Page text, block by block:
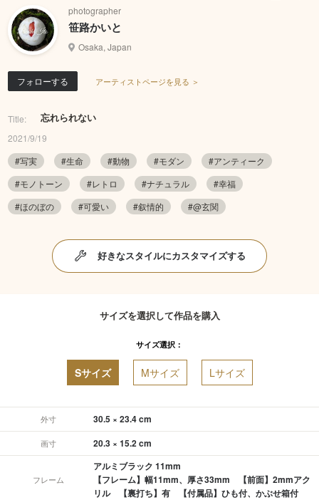
photographer
笹路かいと
Osaka, Japan
フォローする アーティストページを見る ＞
Title: 忘れられない
2021/9/19
#写実
#生命 #動物 #モダン
#アンティーク
#モノトーン
#レトロ #ナチュラル
#幸福
#ほのぼの
#可愛い #叙情的 #@玄関
好きなスタイルにカスタマイズする
サイズを選択して作品を購入
サイズ選択：
Sサイズ Mサイズ Lサイズ
外寸 30.5 × 23.4 cm
画寸 20.3 × 15.2 cm
フレーム
アルミブラック 11mm
【フレーム】幅11mm、厚さ33mm 【前面】2mmアク
リル 【裏打ち】有 【付属品】ひも付、かぶせ箱付